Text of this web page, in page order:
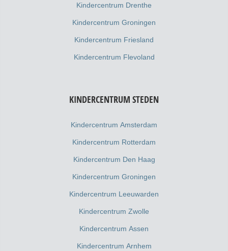
Kindercentrum Drenthe
Kindercentrum Groningen
Kindercentrum Friesland
Kindercentrum Flevoland
KINDERCENTRUM STEDEN
Kindercentrum Amsterdam
Kindercentrum Rotterdam
Kindercentrum Den Haag
Kindercentrum Groningen
Kindercentrum Leeuwarden
Kindercentrum Zwolle
Kindercentrum Assen
Kindercentrum Arnhem